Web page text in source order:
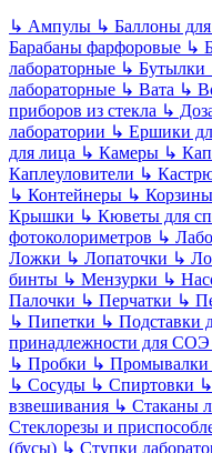
↳ Ампулы ↳ Баллоны для
Барабаны фарфоровые ↳
лабораторные ↳ Бутылки
лабораторные ↳ Вата ↳
приборов из стекла ↳
лаборатории ↳ Ершики
для лица ↳ Камеры ↳
Каплеуловители ↳
↳ Контейнеры ↳
Крышки ↳ Кюветы для
фотоколориметров ↳
Ложки ↳ Лопаточки ↳
бинты ↳ Мензурки ↳
Палочки ↳ Перчатки ↳
↳ Пипетки ↳ Подставки
принадлежности для СОЭ
↳ Пробки ↳ Промывалки
↳ Сосуды ↳ Спиртовки ↳
взвешивания ↳ Стаканы
Стеклорезы и
(бусы) ↳ Ступки